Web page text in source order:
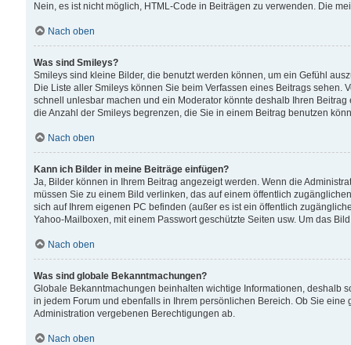
Nein, es ist nicht möglich, HTML-Code in Beiträgen zu verwenden. Die
Nach oben
Was sind Smileys?
Smileys sind kleine Bilder, die benutzt werden können, um ein Gefühl
Die Liste aller Smileys können Sie beim Verfassen eines Beitrags
schnell unlesbar machen und ein Moderator könnte deshalb Ihren
die Anzahl der Smileys begrenzen, die Sie in einem Beitrag benutzen
Nach oben
Kann ich Bilder in meine Beiträge einfügen?
Ja, Bilder können in Ihrem Beitrag angezeigt werden. Wenn die
müssen Sie zu einem Bild verlinken, das auf einem öffentlich
sich auf Ihrem eigenen PC befinden (außer es ist ein öffentlich
Yahoo-Mailboxen, mit einem Passwort geschützte Seiten usw. Um das
Nach oben
Was sind globale Bekanntmachungen?
Globale Bekanntmachungen beinhalten wichtige Informationen, deshalb
in jedem Forum und ebenfalls in Ihrem persönlichen Bereich. Ob Sie
Administration vergebenen Berechtigungen ab.
Nach oben